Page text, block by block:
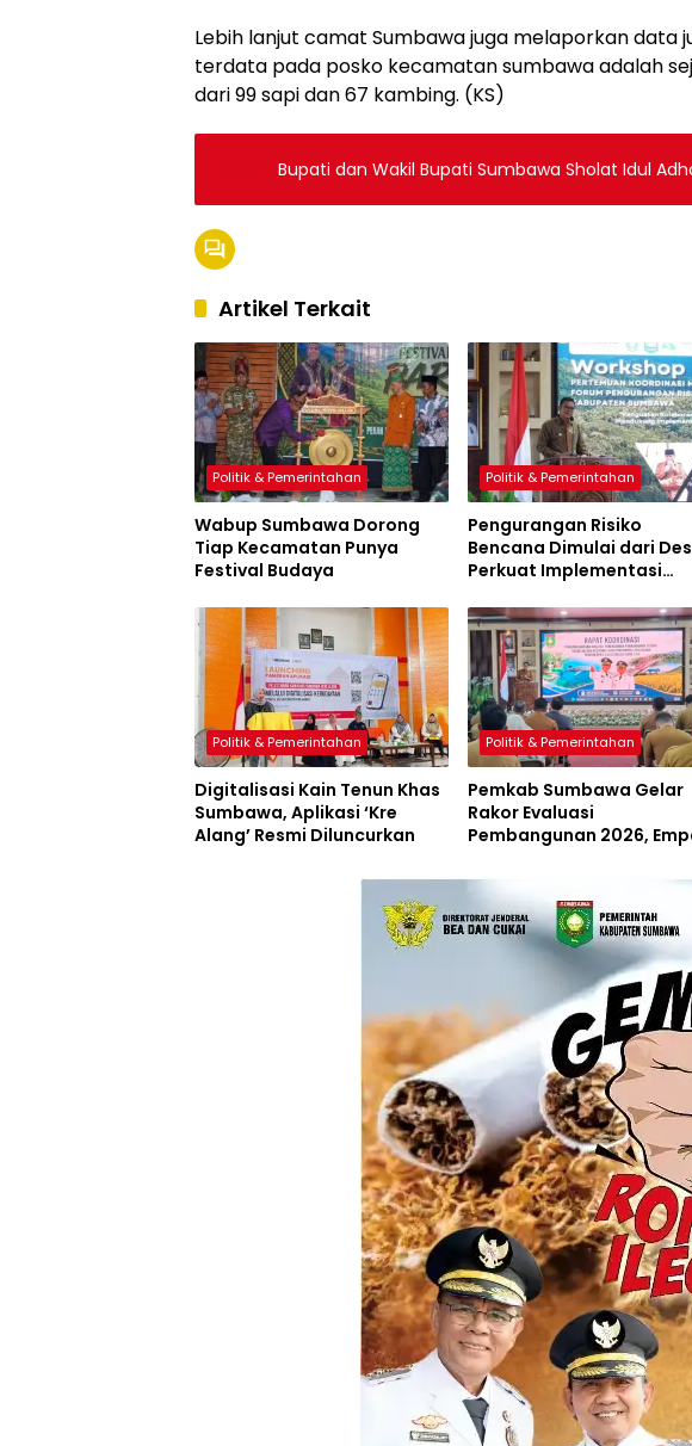
Lebih lanjut camat Sumbawa juga melaporkan data
terdata pada posko kecamatan sumbawa adalah
dari 99 sapi dan 67 kambing. (KS)
Bupati dan Wakil Bupati Sumbawa Sholat Idul
Artikel Terkait
Politik & Pemerintahan
Wabup Sumbawa Dorong
Tiap Kecamatan Punya
Festival Budaya
Politik & Pemerintahan
Pengurangan Risiko
Bencana Dimulai dari
Perkuat Implementasi
Politik & Pemerintahan
Digitalisasi Kain Tenun Khas
Sumbawa, Aplikasi ‘Kre
Alang’ Resmi Diluncurkan
Politik & Pemerintahan
Pemkab Sumbawa Gelar
Rakor Evaluasi
Pembangunan 2026,
Resmi Diluncurkan